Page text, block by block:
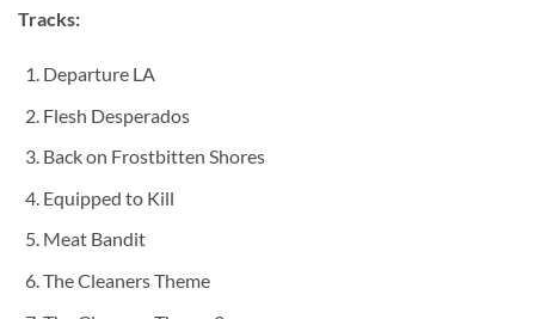
Tracks:
Departure LA
Flesh Desperados
Back on Frostbitten Shores
Equipped to Kill
Meat Bandit
The Cleaners Theme